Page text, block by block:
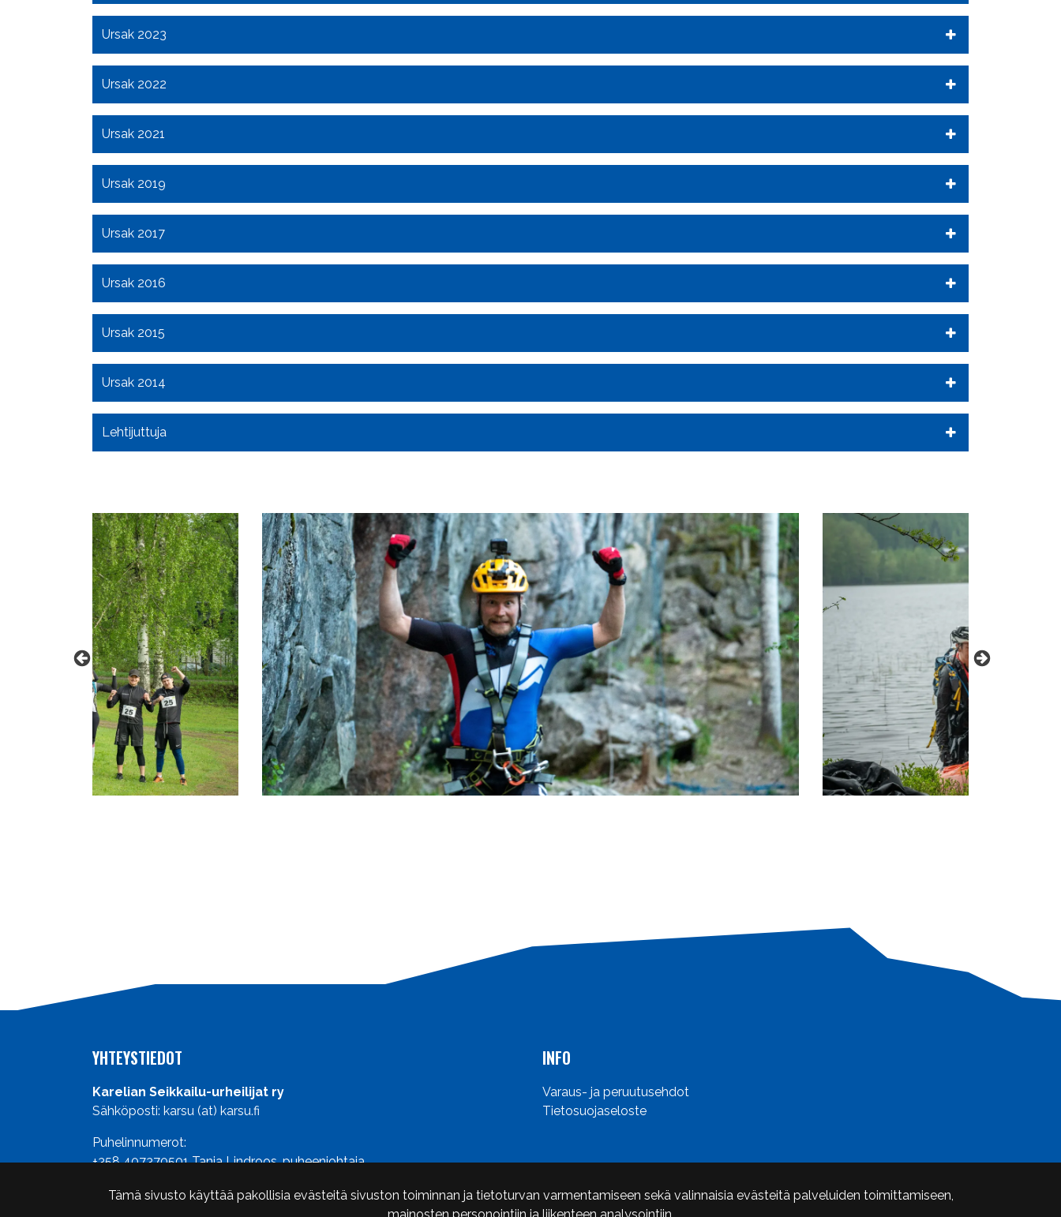
Tämä sivusto käyttää pakollisia evästeitä sivuston toiminnan ja tietoturvan varmentamiseen sekä valinnaisia evästeitä palveluiden toimittamiseen,
Ursak 2023
Ursak 2022
Ursak 2021
Ursak 2019
Ursak 2017
Ursak 2016
Ursak 2015
Ursak 2014
Lehtijuttuja
YHTEYSTIEDOT
Karelian Seikkailu-urheilijat ry
Sähköposti: karsu (at) karsu.fi
Puhelinnumerot:
+358 407370501Tanja Lindroos, puheenjohtaja
INFO
Varaus- ja peruutusehdot
Tietosuojaseloste